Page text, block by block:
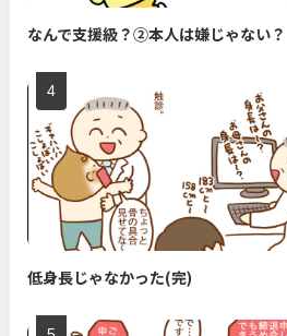
なんで支援級？②本人は嫌じゃない？
低身長じゃなかった(完)